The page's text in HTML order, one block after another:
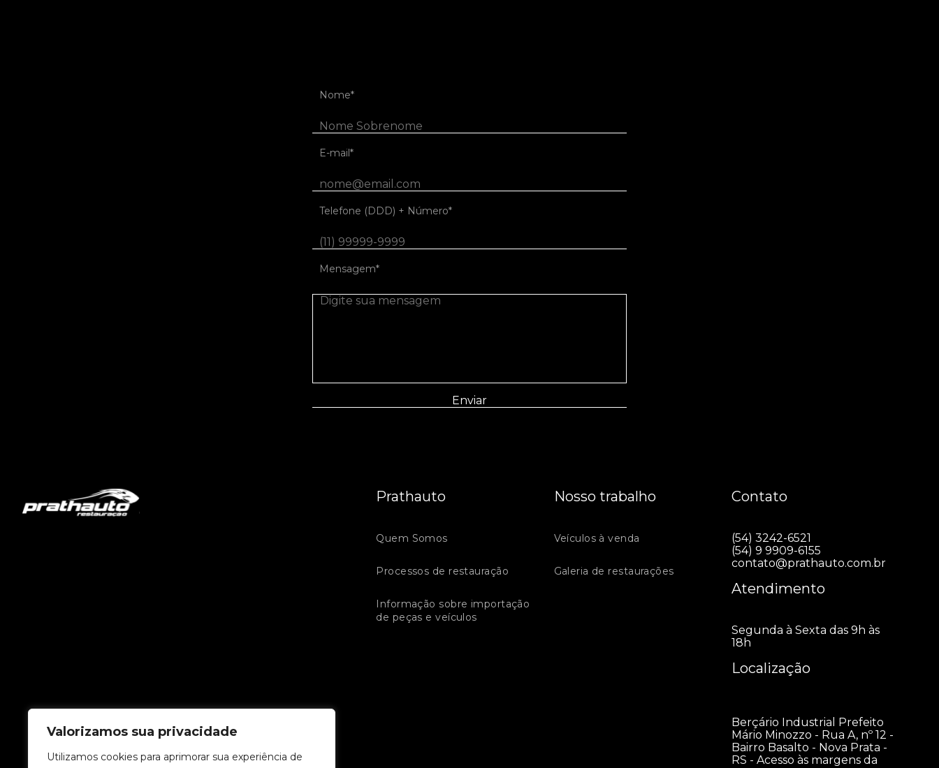
Valorizamos sua privacidade
Utilizamos cookies para aprimorar sua experiência de
Nome*
E-mail*
Telefone (DDD) + Número*
Mensagem*
Prathauto
Quem Somos
Processos de restauração
Informação sobre importação
de peças e veículos
Nosso trabalho
Veículos à venda
Galeria de restaurações
Contato
(54) 3242-6521
(54) 9 9909-6155
contato@prathauto.com.br
Atendimento
Segunda à Sexta das 9h às
18h
Localização
Berçário Industrial Prefeito
Mário Minozzo - Rua A, nº 12 -
Bairro Basalto - Nova Prata -
RS - Acesso às margens da